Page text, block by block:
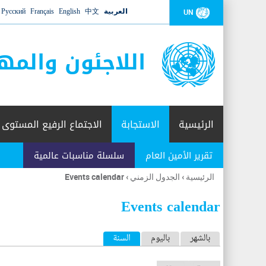
UN العربية 中文
English
Français
Русский
اللاجئون
الرئيسية الاستجابة
تقرير الأمين العام سلسلة مناسبات عالمية
الاجتماع الرفيع المستوى
أنت
هنا
الرئيسية › الجدول الزمني ›
Events calendar
Events calendar
ا
ل
بالشهر باليوم السنة (علامة التبويب النشطة)